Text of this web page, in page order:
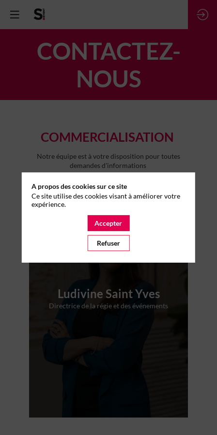
CONTACTEZ-
NOUS
COMMERCIALISATION
Notre équipe est à votre disposition pour toutes
demandes d'informations
Ludivine Saint Yves
Directrice de la régie et des événements
A propos des cookies sur ce site
Ce site utilise des cookies visant à améliorer votre
expérience.
Accepter
Refuser